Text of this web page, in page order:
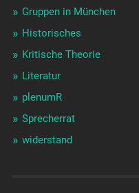
Gruppen in München
Historisches
Kritische Theorie
Literatur
plenumR
Sprecherrat
widerstand